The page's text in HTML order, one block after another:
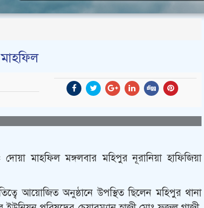
মাহফিল মঙ্গলবার মহিপুর নূরানিয়া হাফিজিয়া
আয়োজিত অনুষ্ঠানে উপস্থিত ছিলেন মহিপুর থানা